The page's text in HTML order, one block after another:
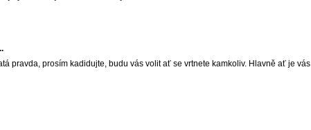
pravda, prosím kadidujte, budu vás volit ať se vrtnete kamkoliv. Hlavně ať je vás